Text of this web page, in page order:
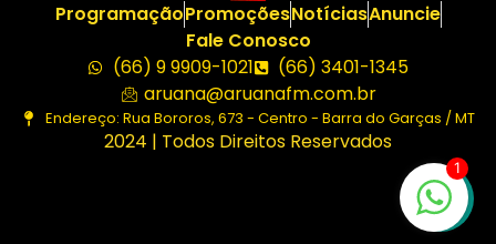
ProgramaçãoPromoçõesNotíciasAnuncie
Fale Conosco
(66) 9 9909-1021
(66) 3401-1345
aruana@aruanafm.com.br
Endereço: Rua Bororos, 673 - Centro - Barra do Garças / MT
2024 | Todos Direitos Reservados
1